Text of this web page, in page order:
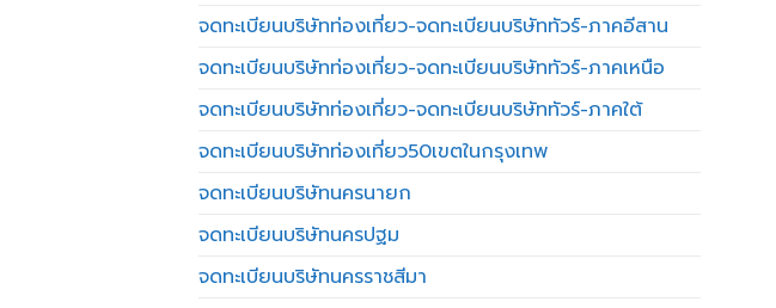
จดทะเบียนบริษัทท่องเที่ยว-จดทะเบียนบริษัททัวร์-ภาคอีสาน
จดทะเบียนบริษัทท่องเที่ยว-จดทะเบียนบริษัททัวร์-ภาคเหนือ
จดทะเบียนบริษัทท่องเที่ยว-จดทะเบียนบริษัททัวร์-ภาคใต้
จดทะเบียนบริษัทท่องเที่ยว50เขตในกรุงเทพ
จดทะเบียนบริษัทนครนายก
จดทะเบียนบริษัทนครปฐม
จดทะเบียนบริษัทนครราชสีมา